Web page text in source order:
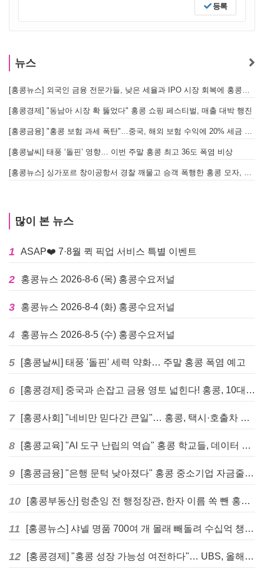
등록
뉴스
[홍콩뉴스] 외국인 금융 전문가들, 낮은 세율과 IPO 시장 회복에 홍콩으로 '대거 복귀'
[홍콩경제] "동남아 시장 확 뚫었다" 홍콩 쇼핑 페스티벌, 매출 대박 행진
[홍콩금융] "홍콩 보험 과세 폭탄"…중국, 해외 보험 수익에 20% 세금 부과로 관련주 급락
[홍콩날씨] 태풍 ‘돌핀’ 영향… 이번 주말 홍콩 최고 36도 폭염 비상
[홍콩뉴스] 싱가포르 창이공항서 경찰 깨물고 승객 폭행한 홍콩 모자, 결국 감옥행
많이 본 뉴스
1 ASAP❤️ 7·8월 퀵 픽업 서비스 특별 이벤트
2 홍콩뉴스 2026-8-6 (목) 홍콩수요저널
3 홍콩뉴스 2026-8-4 (화) 홍콩수요저널
4 홍콩뉴스 2026-8-5 (수) 홍콩수요저널
5 [홍콩날씨] 태풍 '돌핀' 세력 약화… 주말 홍콩 폭염 예고
6 [홍콩경제] 중국과 손잡고 금융 영토 넓힌다! 홍콩, 10대 신규 정책 발표
7 [홍콩사회] "네비만 믿다간 큰일"… 홍콩, 택시·호출차 통합 시험 도입하며 규제 본격화
8 [홍콩교육] "AI 도구 난립의 역습" 홍콩 학교들, 데이터 고립에 교육 효과 평가 비상
9 [홍콩금융] "은행 문턱 낮아졌다" 홍콩 중소기업 자금줄 숨통 트이나… HKMA "2분기 신용 조건 안정적"
10 [홍콩부동산] 렁춘잉 전 행정장관, 한자 이름 쏙 뺀 홍콩 고급 아파트 단지들에 쓴소리
11 [홍콩뉴스] 샤넬 명품 700여 개 몰래 빼돌려 수십억 챙긴 직원 4년~7년형 선고
12 [홍콩경제] "홍콩 성장 가능성 여전하다"… UBS, 올해 홍콩 GDP 성장률 전망치 4.5%로 대폭 상향